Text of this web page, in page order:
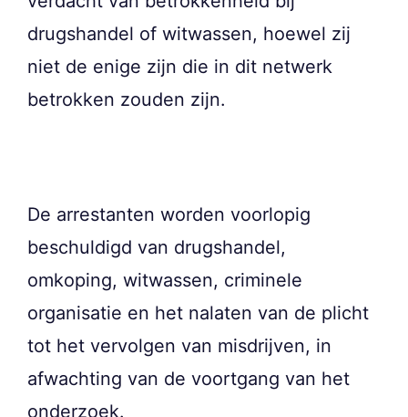
drugshandel of witwassen, hoewel zij
niet de enige zijn die in dit netwerk
betrokken zouden zijn.
De arrestanten worden voorlopig
beschuldigd van drugshandel,
omkoping, witwassen, criminele
organisatie en het nalaten van de plicht
tot het vervolgen van misdrijven, in
afwachting van de voortgang van het
onderzoek.